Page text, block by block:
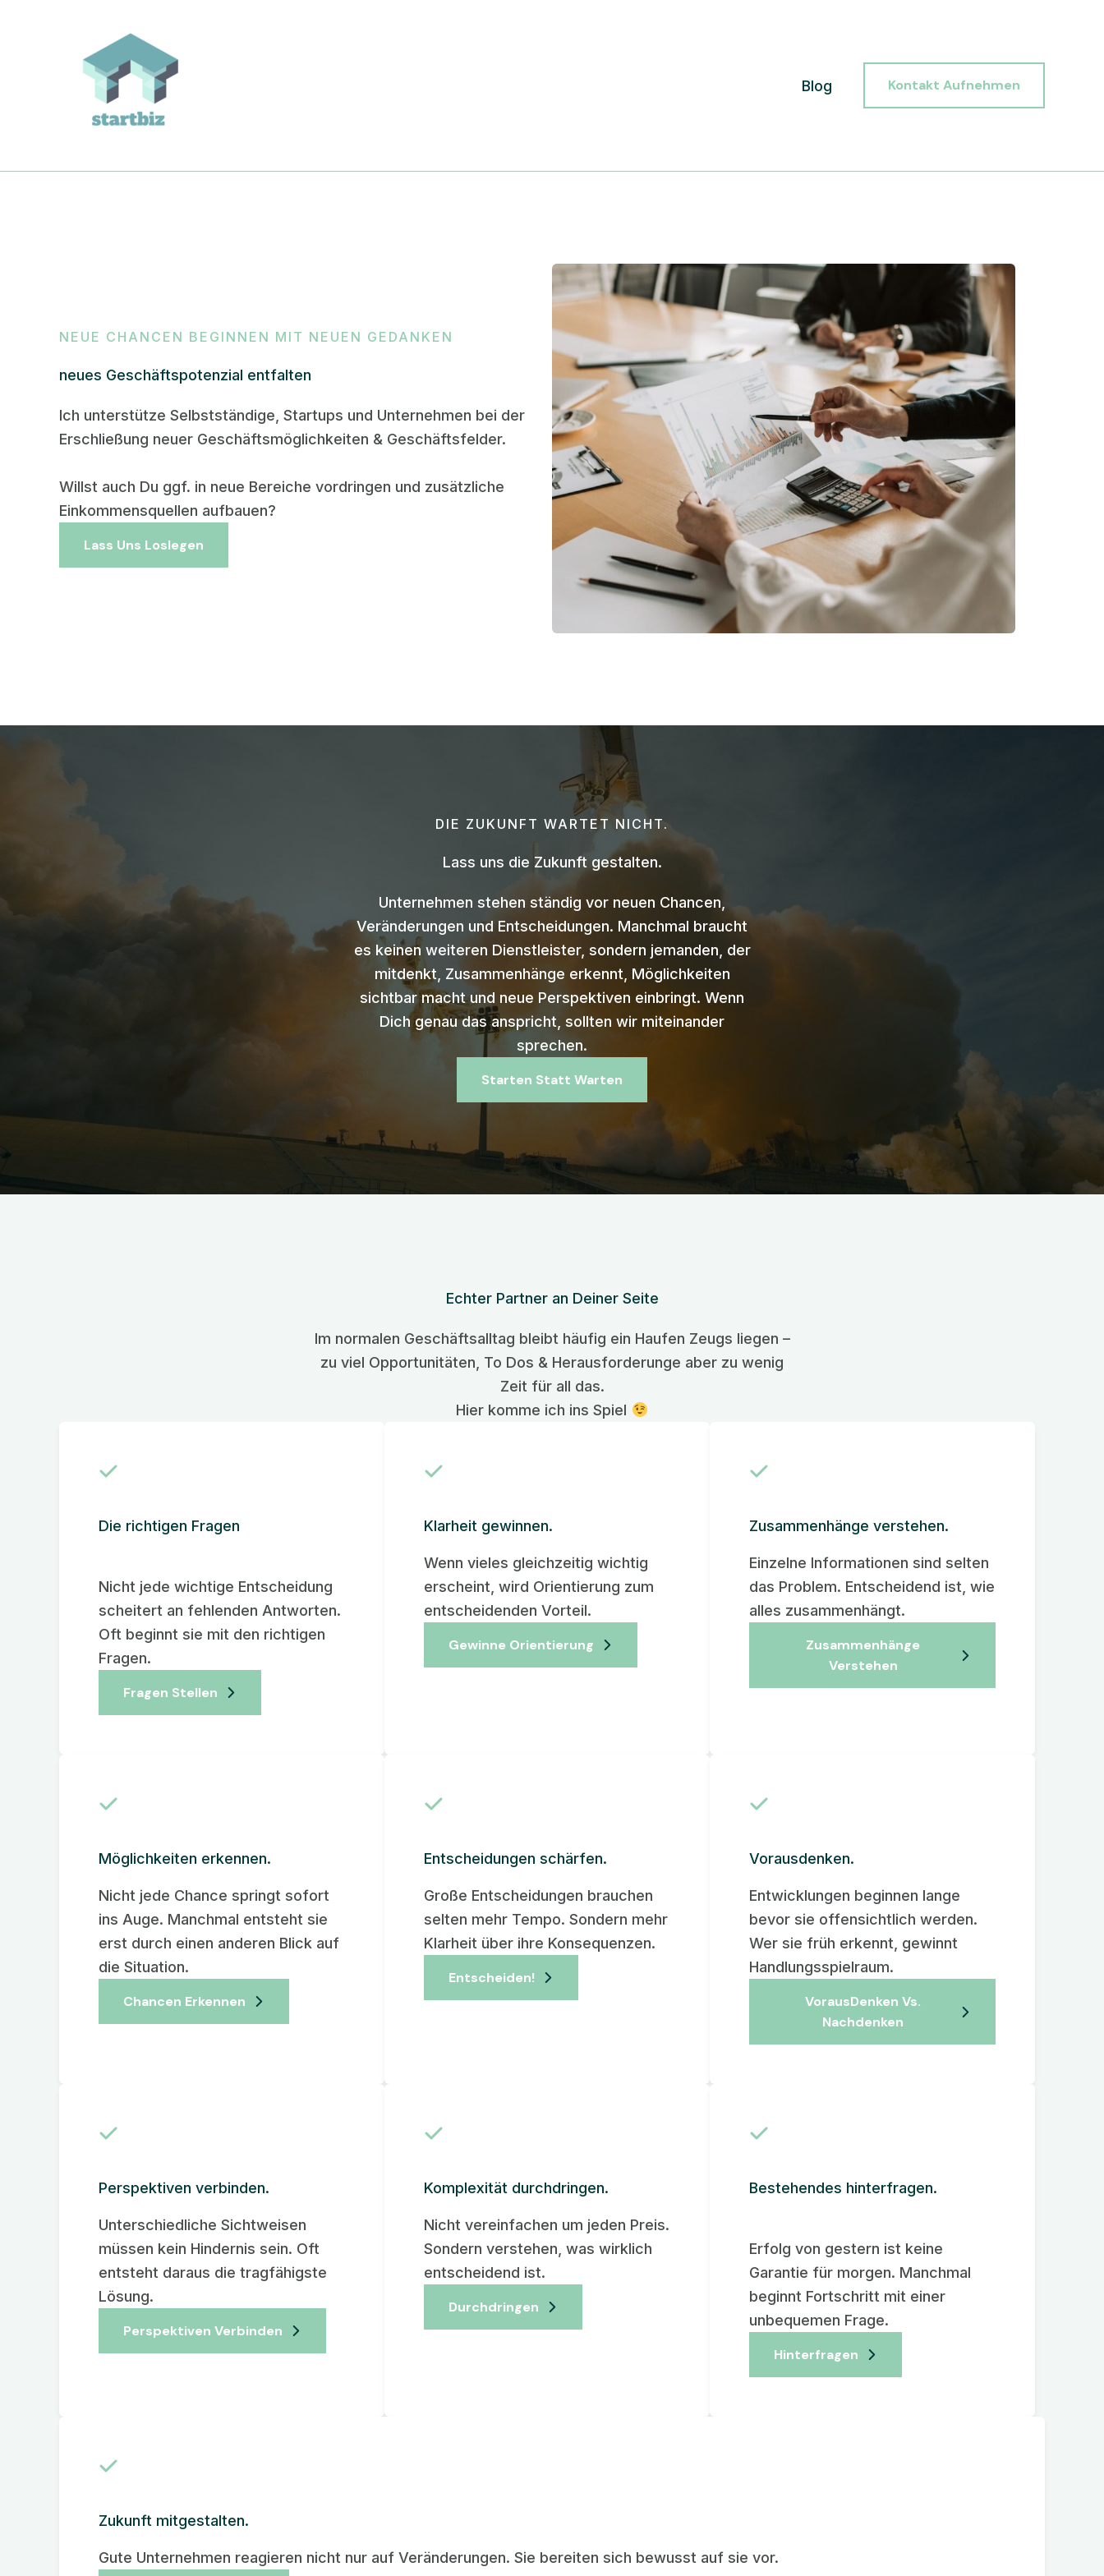
Blog
Kontakt Aufnehmen
NEUE CHANCEN BEGINNEN MIT NEUEN GEDANKEN
neues Geschäftspotenzial entfalten
Ich unterstütze Selbstständige, Startups und Unternehmen bei der
Erschließung neuer Geschäftsmöglichkeiten & Geschäftsfelder.
Willst auch Du ggf. in neue Bereiche vordringen und zusätzliche
Einkommensquellen aufbauen?
Lass Uns Loslegen
DIE ZUKUNFT WARTET NICHT.
Lass uns die Zukunft gestalten.
Unternehmen stehen ständig vor neuen Chancen,
Veränderungen und Entscheidungen. Manchmal braucht
es keinen weiteren Dienstleister, sondern jemanden, der
mitdenkt, Zusammenhänge erkennt, Möglichkeiten
sichtbar macht und neue Perspektiven einbringt. Wenn
Dich genau das anspricht, sollten wir miteinander
sprechen.
Starten Statt Warten
Echter Partner an Deiner Seite
Im normalen Geschäftsalltag bleibt häufig ein Haufen Zeugs liegen –
zu viel Opportunitäten, To Dos & Herausforderunge aber zu wenig
Zeit für all das.
Hier komme ich ins Spiel
Die richtigen Fragen
Nicht jede wichtige Entscheidung
scheitert an fehlenden Antworten.
Oft beginnt sie mit den richtigen
Fragen.
Fragen Stellen
Klarheit gewinnen.
Wenn vieles gleichzeitig wichtig
erscheint, wird Orientierung zum
entscheidenden Vorteil.
Gewinne Orientierung
Zusammenhänge verstehen.
Einzelne Informationen sind selten
das Problem. Entscheidend ist, wie
alles zusammenhängt.
Zusammenhänge
Verstehen
Möglichkeiten erkennen.
Nicht jede Chance springt sofort
ins Auge. Manchmal entsteht sie
erst durch einen anderen Blick auf
die Situation.
Chancen Erkennen
Entscheidungen schärfen.
Große Entscheidungen brauchen
selten mehr Tempo. Sondern mehr
Klarheit über ihre Konsequenzen.
Entscheiden!
Vorausdenken.
Entwicklungen beginnen lange
bevor sie offensichtlich werden.
Wer sie früh erkennt, gewinnt
Handlungsspielraum.
VorausDenken Vs.
Nachdenken
Perspektiven verbinden.
Unterschiedliche Sichtweisen
müssen kein Hindernis sein. Oft
entsteht daraus die tragfähigste
Lösung.
Perspektiven Verbinden
Komplexität durchdringen.
Nicht vereinfachen um jeden Preis.
Sondern verstehen, was wirklich
entscheidend ist.
Durchdringen
Bestehendes hinterfragen.
Erfolg von gestern ist keine
Garantie für morgen. Manchmal
beginnt Fortschritt mit einer
unbequemen Frage.
Hinterfragen
Zukunft mitgestalten.
Gute Unternehmen reagieren nicht nur auf Veränderungen. Sie bereiten sich bewusst auf sie vor.